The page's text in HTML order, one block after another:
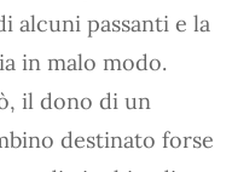
alcuni passanti e la
in malo modo.
il dono di un
destinato forse